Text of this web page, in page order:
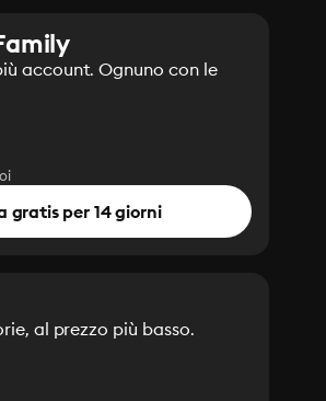
account. Ognuno con le
gratis per 14 giorni
al prezzo più basso.